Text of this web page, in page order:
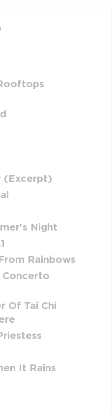
(Excerpt)
Night
Rainbows
Concerto
Of Tai Chi
It Rains